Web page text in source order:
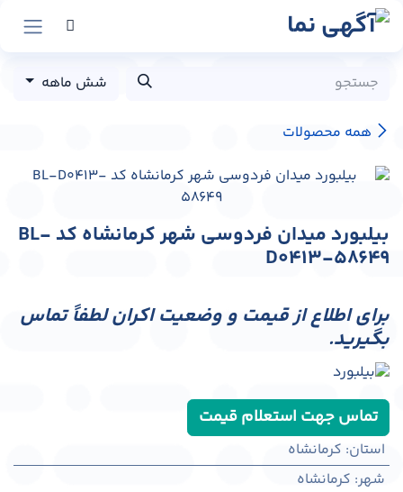
پرش به محتوا
همه محصولات
شش ماهه
بیلبورد میدان فردوسی شهر کرمانشاه کد BL-
D0413-58649
برای اطلاع از قیمت و وضعیت اکران لطفاً تماس
بگیرید.
تماس جهت استعلام قیمت
استان: کرمانشاه
شهر: كرمانشاه